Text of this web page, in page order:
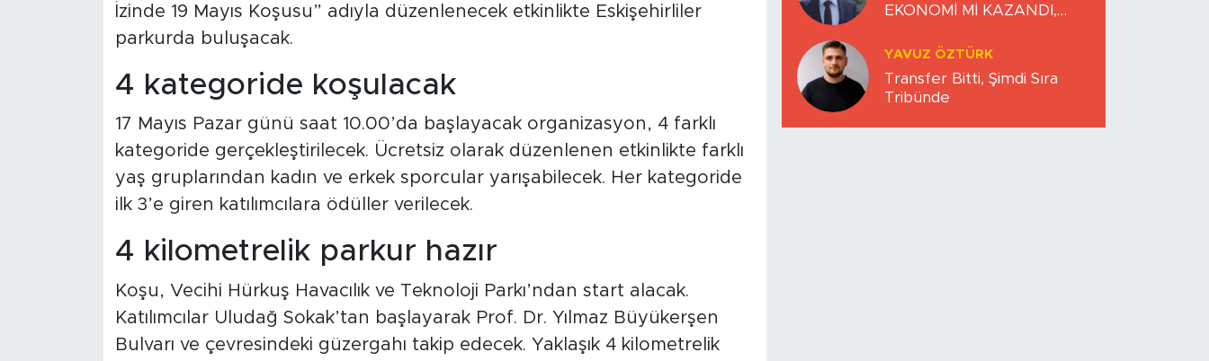
İzinde 19 Mayıs Koşusu” adıyla düzenlenecek etkinlikte Eskişehirliler
parkurda buluşacak.
4 kategoride koşulacak
17 Mayıs Pazar günü saat 10.00’da başlayacak organizasyon, 4 farklı
kategoride gerçekleştirilecek. Ücretsiz olarak düzenlenen etkinlikte farklı
yaş gruplarından kadın ve erkek sporcular yarışabilecek. Her kategoride
ilk 3’e giren katılımcılara ödüller verilecek.
4 kilometrelik parkur hazır
Koşu, Vecihi Hürkuş Havacılık ve Teknoloji Parkı’ndan start alacak.
Katılımcılar Uludağ Sokak’tan başlayarak Prof. Dr. Yılmaz Büyükerşen
Bulvarı ve çevresindeki güzergahı takip edecek. Yaklaşık 4 kilometrelik
EKONOMİ Mİ KAZANDI,
YAVUZ ÖZTÜRK
Transfer Bitti, Şimdi Sıra
Tribünde